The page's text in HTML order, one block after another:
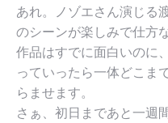
あれ。
ノゾエさん演じる
のシーンが楽しみで仕方
作品はすでに面白いのに、
っていったら一体どこま
らませます。
さぁ、初日まであと一週